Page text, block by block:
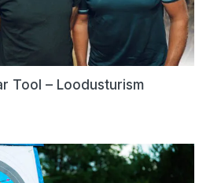
Tool – Loodusturism